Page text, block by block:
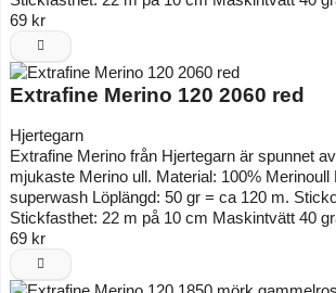
69 kr
Extrafine Merino 120 2060 red
Hjertegarn
Extrafine Merino från Hjertegarn är spunnet
mjukaste Merino ull. Material: 100% Merinoull
superwash Löplängd: 50 gr = ca 120 m.
Stickfasthet: 22 m på 10 cm Maskintvätt 40
69 kr